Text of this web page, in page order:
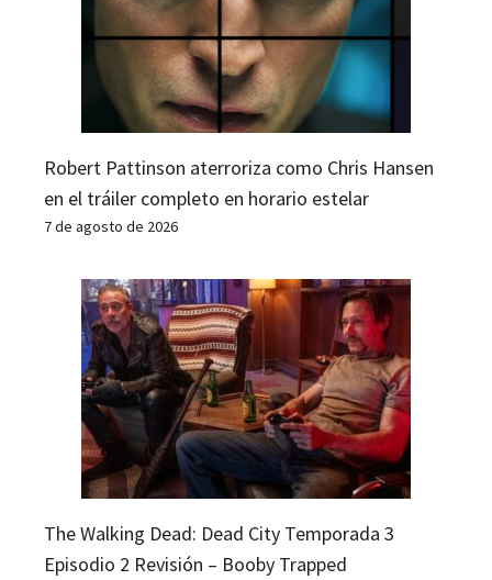
Robert Pattinson aterroriza como Chris Hansen
en el tráiler completo en horario estelar
7 de agosto de 2026
The Walking Dead: Dead City Temporada 3
Episodio 2 Revisión – Booby Trapped